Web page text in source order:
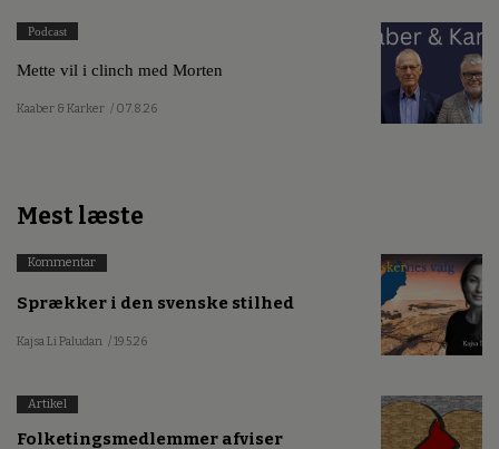
Podcast
Mette vil i clinch med Morten
Kaaber & Karker / 07.8.26
Mest læste
Kommentar
Sprækker i den svenske stilhed
Kajsa Li Paludan / 19.5.26
Artikel
Folketingsmedlemmer afviser